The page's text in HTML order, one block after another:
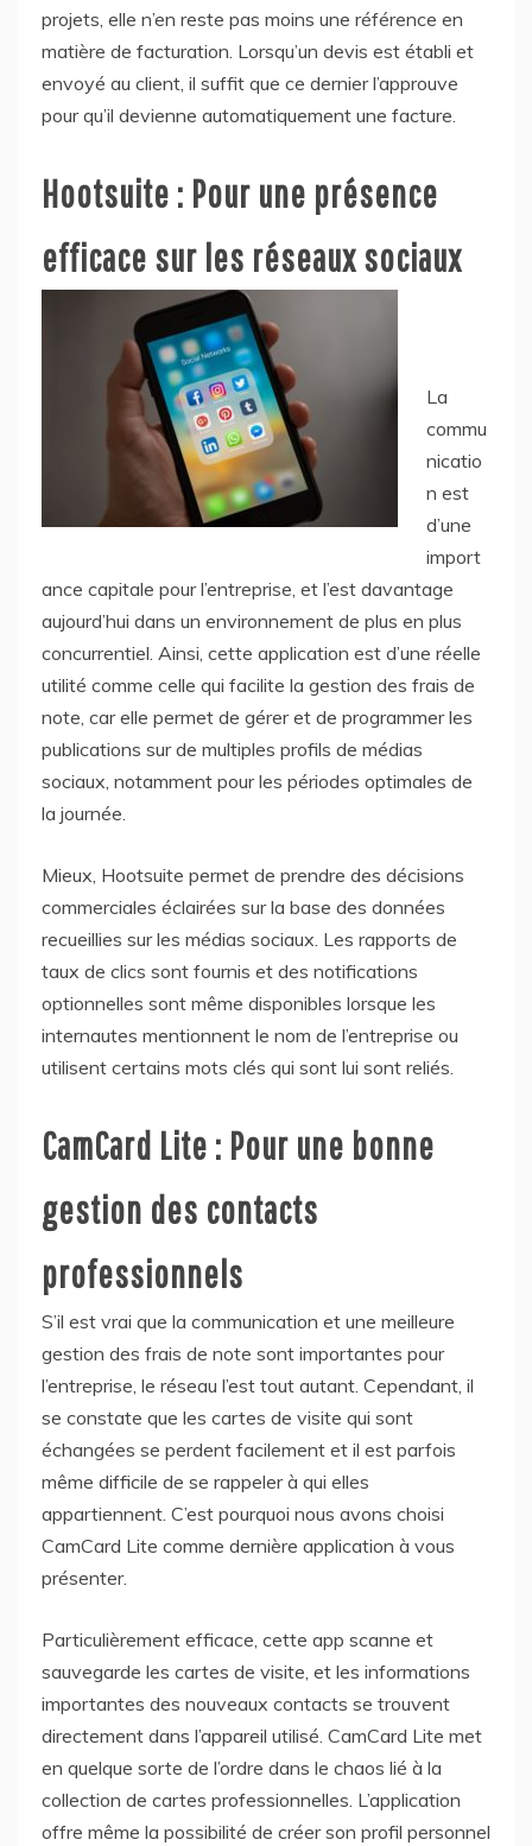
projets, elle n’en reste pas moins une référence en
matière de facturation. Lorsqu’un devis est établi et
envoyé au client, il suffit que ce dernier l’approuve
pour qu’il devienne automatiquement une facture.
Hootsuite : Pour une présence
efficace sur les réseaux sociaux
La
commu
nicatio
n est
d’une
import
ance capitale pour l’entreprise, et l’est davantage
aujourd’hui dans un environnement de plus en plus
concurrentiel. Ainsi, cette application est d’une réelle
utilité comme celle qui facilite la gestion des frais de
note, car elle permet de gérer et de programmer les
publications sur de multiples profils de médias
sociaux, notamment pour les périodes optimales de
la journée.
Mieux, Hootsuite permet de prendre des décisions
commerciales éclairées sur la base des données
recueillies sur les médias sociaux. Les rapports de
taux de clics sont fournis et des notifications
optionnelles sont même disponibles lorsque les
internautes mentionnent le nom de l’entreprise ou
utilisent certains mots clés qui sont lui sont reliés.
CamCard Lite : Pour une bonne
gestion des contacts
professionnels
S’il est vrai que la communication et une meilleure
gestion des frais de note sont importantes pour
l’entreprise, le réseau l’est tout autant. Cependant, il
se constate que les cartes de visite qui sont
échangées se perdent facilement et il est parfois
même difficile de se rappeler à qui elles
appartiennent. C’est pourquoi nous avons choisi
CamCard Lite comme dernière application à vous
présenter.
Particulièrement efficace, cette app scanne et
sauvegarde les cartes de visite, et les informations
importantes des nouveaux contacts se trouvent
directement dans l’appareil utilisé. CamCard Lite met
en quelque sorte de l’ordre dans le chaos lié à la
collection de cartes professionnelles. L’application
offre même la possibilité de créer son profil personnel